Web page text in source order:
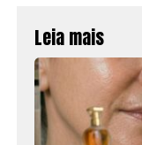
Leia mais